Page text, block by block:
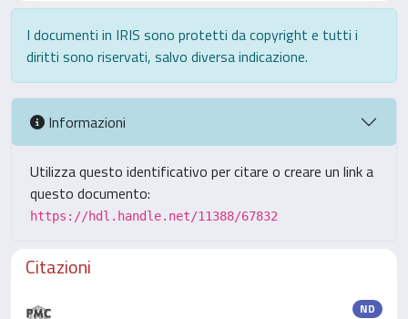
I documenti in IRIS sono protetti da copyright e tutti i
diritti sono riservati, salvo diversa indicazione.
Informazioni
Utilizza questo identificativo per citare o creare un link a
questo documento:
https://hdl.handle.net/11388/67832
Citazioni
ND